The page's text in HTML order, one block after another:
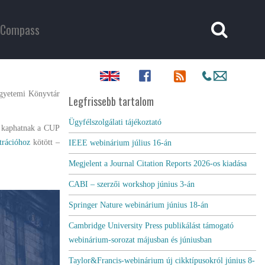
Compass
Könyvtár
a CUP
kötött –
Legfrissebb tartalom
Ügyfélszolgálati tájékoztató
IEEE webinárium július 16-án
Megjelent a Journal Citation Reports 2026-os kiadása
CABI – szerzői workshop június 3-án
Springer Nature webinárium június 18-án
Cambridge University Press publikálást támogató
webinárium-sorozat májusban és júniusban
Taylor&Francis-webinárium új cikktípusokról június 8-